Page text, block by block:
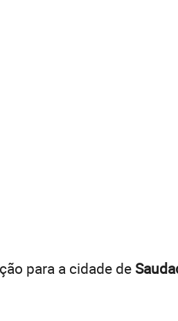
para a cidade de